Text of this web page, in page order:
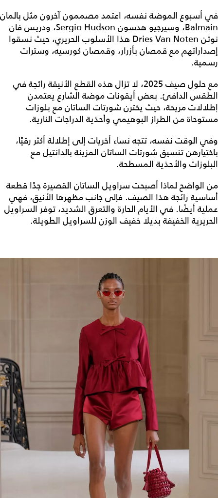
في أسبوع الموضة نفسه، اعتمد مصممون آخرون مثل بالمان
Balmain، وسيرجيو هدسون Sergio Hudson، ودريس فان
نوتن Dries Van Noten هذا الأسلوب الحريري، حيث نسقوا
إصداراتهم مع قمصان بأزرار، وقمصان كورسيه، وسترات
رسمية.
مع حلول صيف 2025، لا تزال هذه القطع الأنيقة رائجة في
الطقس الدافئ. بعض أيقونات موضة الشارع يعتمدن
إطلالات مريحة، حيث يخترن شورتات الساتان مع بلوزات
مستوحاة من الطراز البوهيمي وأحذية الدراجات النارية.
وفي الوقت نفسه، تتجه نساء أخريات إلى إطلالة أكثر رقيًا،
باختيارهن تنسيق شورتات الساتان المزينة بالدانتيل مع
البلوزات والأحذية المسطحة.
من الواضح لماذا أصبحت سراويل الساتان القصيرة جدًا قطعة
أساسية رائجة هذا الصيف. فإلى جانب مظهرها الأنيق، فهي
عملية أيضًا. في الأيام الحارة والتعرق الشديد، توفر السراويل
الحريرية الخفيفة بديلاً خفيف الوزن للسراويل الطويلة.